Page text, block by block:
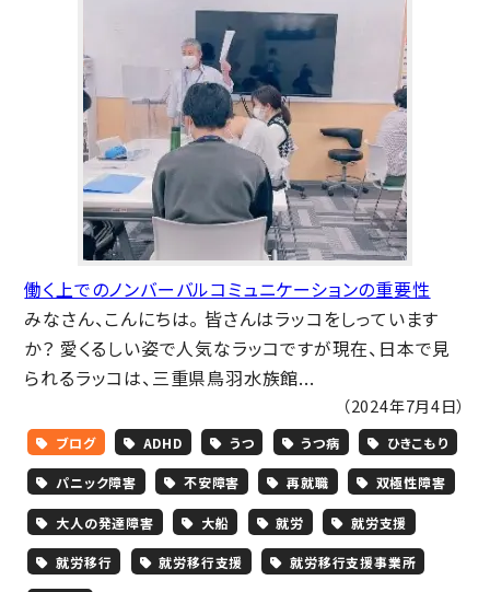
働く上でのノンバーバルコミュニケーションの重要性
みなさん、こんにちは。 皆さんはラッコをしっています
か？ 愛くるしい姿で人気なラッコですが現在、日本で見
られるラッコは、三重県鳥羽水族館...
（2024年7月4日）
ブログ ADHD うつ うつ病 ひきこもり
パニック障害 不安障害 再就職 双極性障害
大人の発達障害 大船 就労 就労支援
就労移行 就労移行支援 就労移行支援事業所